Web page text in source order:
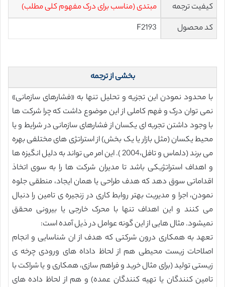
کیفیت ترجمه
مبتدی (مناسب برای درک مفهوم کلی مطلب)
کد محصول
F2193
بخشی از ترجمه
با محدود نمودن این تجزیه و تحلیل تنها به «فشارهای سازمانی»
نمی توان درک و فهم کاملی از این موضوع داشت که چرا شرکت ها
با وجود داشتن تجربه ای یکسان از فشارهای سازمانی در شرایط و یا
محیط یکسان (مثل بازار یا یک بخش) از استراتژی های مختلفی بهره
می برند (دلماس و تافل،2004 ). این امر می تواند به دلیل انگیزه ها
و اهداف استراتژیکی باشد تا مدیران شرکت ها را به سوی اتخاذ
اقداماتی سوق دهد که هدف طراحی یا همان ایجاد، منطقی جلوه
نمودن، اجرا و مدیریت بهتر روابط کاری در زنجیره ی تامین را دنبال
می کنند و این اهداف تنها با محرک خارجی یا بیرونی محقق
نمیشود. مثال هایی از این گونه عوامل در ذیل آمده است:
تعهد به همکاری درون شرکتی که هدف از ان شناسایی و انجام
اصلاحات زیست محیطی هم از لحاظ داداه های ورودی چرخه ی
زیستی تولید (برای مثال خرید و فراهم سازی، همکاری و یا شراکت با
تامین کنندگان یا تهیه کنندگان عمده) و هم از لحاظ داده های